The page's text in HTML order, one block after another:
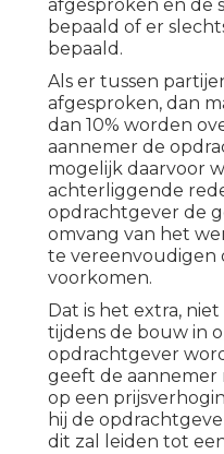
afgesproken en de
bepaald of er
bepaald.
Als er tussen
afgesproken, dan
dan 10% worden
aannemer de
mogelijk daarvoor
achterliggende
opdrachtgever de
omvang van het
te vereenvoudigen
voorkomen.
Dat is het extra,
tijdens de bouw in
opdrachtgever
geeft de
op een
hij de
dit zal leiden tot